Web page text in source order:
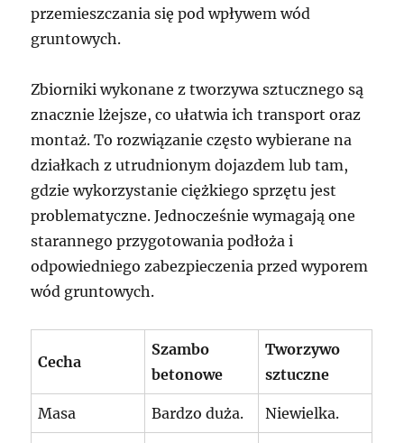
przemieszczania się pod wpływem wód
gruntowych.
Zbiorniki wykonane z tworzywa sztucznego są
znacznie lżejsze, co ułatwia ich transport oraz
montaż. To rozwiązanie często wybierane na
działkach z utrudnionym dojazdem lub tam,
gdzie wykorzystanie ciężkiego sprzętu jest
problematyczne. Jednocześnie wymagają one
starannego przygotowania podłoża i
odpowiedniego zabezpieczenia przed wyporem
wód gruntowych.
Cecha
Szambo
betonowe
Tworzywo
sztuczne
Masa Bardzo duża. Niewielka.